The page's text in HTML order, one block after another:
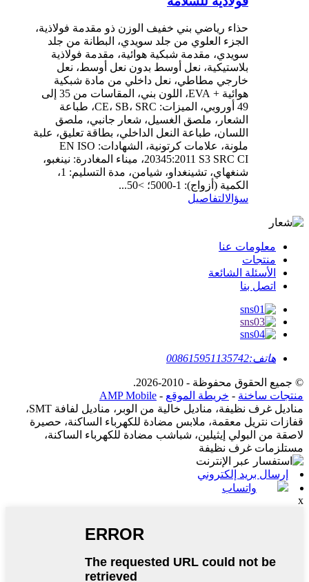
حذاء رياضي بني خفيف الوزن ذو مقدمة فولاذية،
الجزء العلوي من جلد سويدي، البطانة من جلد
سويدي، مقدمة شبكية هوائية، مقدمة فولاذية
بلاستيكية، نعل أوسط بدون نعل أوسط، نعل
خارجي مطاطي، نعل داخلي من مادة شبكية
هوائية + EVA، اللون بني، المقاسات من 35 إلى
49 أوروبي، الميزات: CE، SB، SRC، طباعة
الشعار، ملصق الغسيل، شعار جانبي، ملصق
اللسان، طباعة النعل الداخلي، بطاقة تعليق، علبة
ملونة، علامات كرتونية، الشهادات: EN ISO
20345:2011 S3 SRC CI، ميناء المغادرة: نينغبو،
شنغهاي، تشينغداو، شيامن، مدة التسليم: 1،
الكمية (أزواج): 1-5000؛ >50...
سؤالالتفاصيل
معلومات عنا
منتجات
الأسئلة الشائعة
اتصل بنا
هاتف:008615951135742
© جميع الحقوق محفوظة - 2010-2026.
منتجات ساخنة - خريطة الموقع -
AMP Mobile
مناديل غرف نظيفة، مناديل خالية من الوبر، مناديل لفافة SMT،
قفازات نتريل معقمة، ملابس مضادة للكهرباء الساكنة، حصيرة
لاصقة من البولي إيثيلين، شباشب مضادة للكهرباء الساكنة،
مستلزمات غرف نظيفة
إرسال بريد إلكتروني
واتساب
x